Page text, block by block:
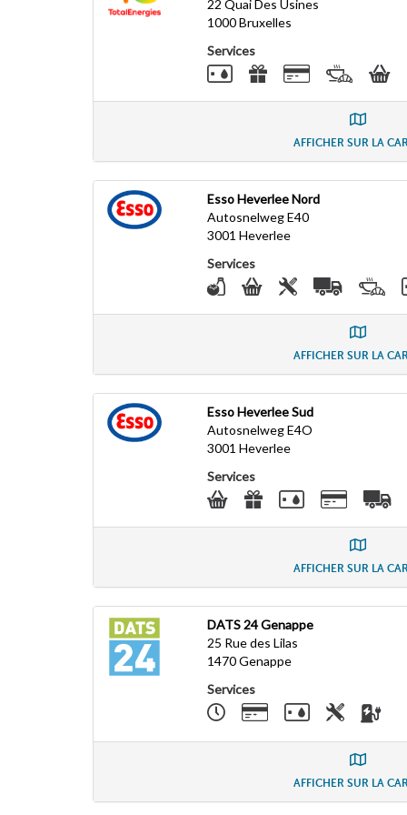
22 Quai Des Usines
1000Bruxelles
Services
AFFICHER SUR LA
Esso Heverlee Nord
Autosnelweg E40
3001 Heverlee
Services
AFFICHER SUR LA
Esso Heverlee Sud
Autosnelweg E4O
3001 Heverlee
Services
AFFICHER SUR LA
DATS 24 Genappe
25 Rue des Lilas
1470Genappe
Services
AFFICHER SUR LA